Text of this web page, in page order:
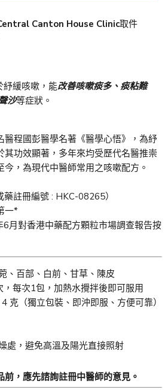
Canton House Clinic取件
緩咳嗽，能改善咳嗽痰多、痰粘難
沙等症狀。
醫程國彭醫學名著《醫學心悟》，為紓
其功效顯著，多年來均受歷代名醫推崇
今，為現代中醫師常用之咳嗽配方 。
藥註冊編號 : HKC-08265）
一*
月對香港中藥配方顆粒市場調查報告按
、百部、白前、甘草、陳皮
每次1包，加熱水攪拌後即可服用
克（獨立包裝、即沖即服、方便可靠）
處，避免高溫及陽光直接照射
，應先諮詢註冊中醫師的意見。